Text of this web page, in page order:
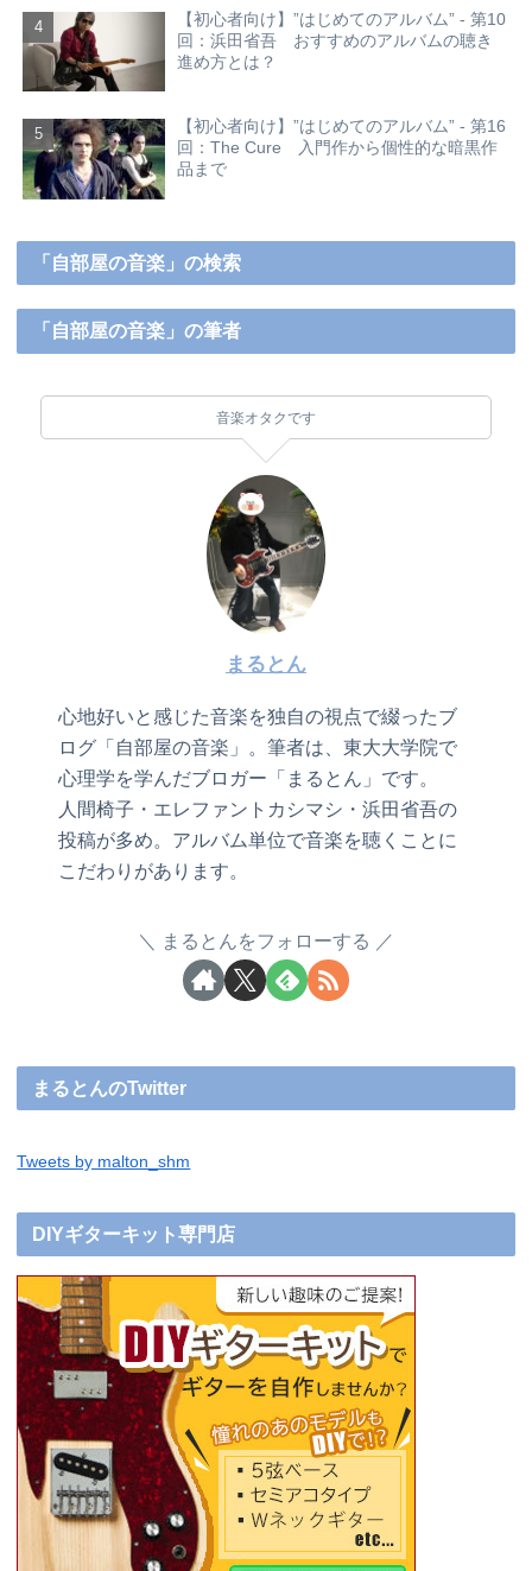
【初心者向け】”はじめてのアルバム” - 第10
回：浜田省吾 おすすめのアルバムの聴き
進め方とは？
【初心者向け】”はじめてのアルバム” - 第16
回：The Cure 入門作から個性的な暗黒作
品まで
「自部屋の音楽」の検索
「自部屋の音楽」の筆者
音楽オタクです
まるとん
心地好いと感じた音楽を独自の視点で綴ったブ
ログ「自部屋の音楽」。筆者は、東大大学院で
心理学を学んだブロガー「まるとん」です。
人間椅子・エレファントカシマシ・浜田省吾の
投稿が多め。アルバム単位で音楽を聴くことに
こだわりがあります。
まるとんをフォローする
まるとんのTwitter
Tweets by malton_shm
DIYギターキット専門店